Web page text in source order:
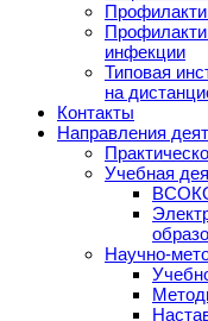
инфекции
Типовая
на
Контакты
Направления
Учебная
Научно-